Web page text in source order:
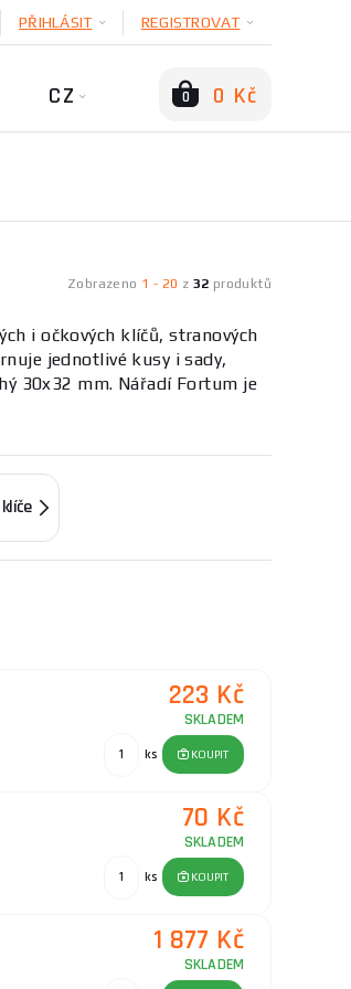
PŘIHLÁSIT REGISTROVAT
CZ 0 0 Kč
Zobrazeno 1 - 20 z 32 produktů
i očkových klíčů, stranových
jednotlivé kusy i sady,
30x32 mm. Nářadí Fortum je
nebo sady pro dílnu. Důležité
pro odolnost proti korozi.
na kvalitu a dlouhou životnost.
kladiva, pily, vrtačky, brusky i
223 Kč
SKLADEM
ks KOUPIT
70 Kč
SKLADEM
ks KOUPIT
1 877 Kč
SKLADEM